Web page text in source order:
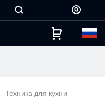
Техника для кухни